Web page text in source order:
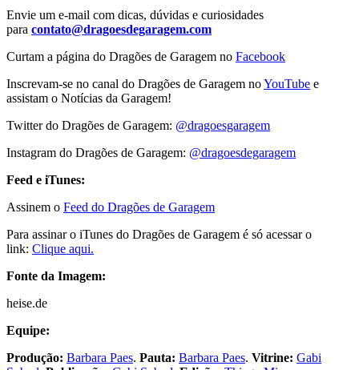
Envie um e-mail com dicas, dúvidas e curiosidades
para contato@dragoesdegaragem.com
Curtam a página do Dragões de Garagem no Facebook
Inscrevam-se no canal do Dragões de Garagem noYouTube e
assistam o Notícias da Garagem!
Twitter do Dragões de Garagem: @dragoesgaragem
Instagram do Dragões de Garagem: @dragoesdegaragem
Feed e iTunes:
Assinem o Feed do Dragões de Garagem
Para assinar o iTunes do Dragões de Garagem é só acessar o
link: Clique aqui.
Fonte da Imagem:
heise.de
Equipe:
Produção: Barbara Paes. Pauta: Barbara Paes. Vitrine: Gabi